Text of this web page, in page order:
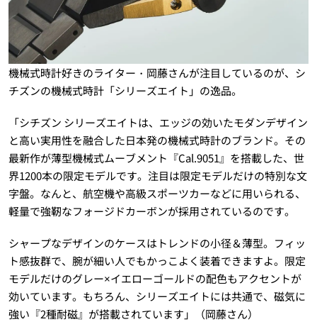
機械式時計好きのライター・岡藤さんが注目しているのが、シ
チズンの機械式時計「シリーズエイト」の逸品。
「シチズン シリーズエイトは、エッジの効いたモダンデザイン
と高い実用性を融合した日本発の機械式時計のブランド。その
最新作が薄型機械式ムーブメント『Cal.9051』を搭載した、世
界1200本の限定モデルです。注目は限定モデルだけの特別な文
字盤。なんと、航空機や高級スポーツカーなどに用いられる、
軽量で強靭なフォージドカーボンが採用されているのです。
シャープなデザインのケースはトレンドの小径＆薄型。フィッ
ト感抜群で、腕が細い人でもかっこよく装着できますよ。限定
モデルだけのグレー×イエローゴールドの配色もアクセントが
効いています。もちろん、シリーズエイトには共通で、磁気に
強い『2種耐磁』が搭載されています」（岡藤さん）